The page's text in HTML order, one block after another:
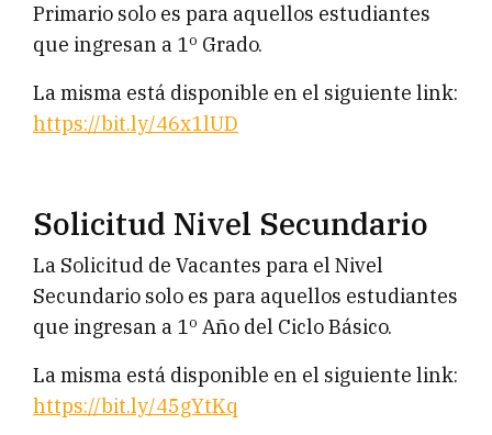
Primario solo es para aquellos estudiantes
que ingresan a 1º Grado.
La misma está disponible en el siguiente link:
https://bit.ly/46x1lUD
Solicitud Nivel Secundario
La Solicitud de Vacantes para el Nivel
Secundario solo es para aquellos estudiantes
que ingresan a 1º Año del Ciclo Básico.
La misma está disponible en el siguiente link:
https://bit.ly/45gYtKq